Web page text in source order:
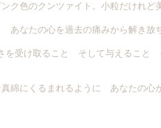
ク色のクンツァイト。小粒だけれど
あなたの心を過去の痛みから解き
を受け取ること そして与えること
真綿にくるまれるように あなたの心